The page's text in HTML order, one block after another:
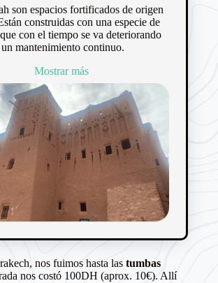
son espacios fortificados de origen
construidas con una especie de
con el tiempo se va deteriorando
mantenimiento continuo.
Mostrar más
nos fuimos hasta las tumbas
nos costó 100DH (aprox. 10€). Allí